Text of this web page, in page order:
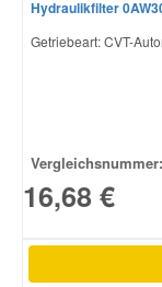
Hydraulikfilter
Getriebeart: CVT-
Vergleichsnummer:
16,68 €